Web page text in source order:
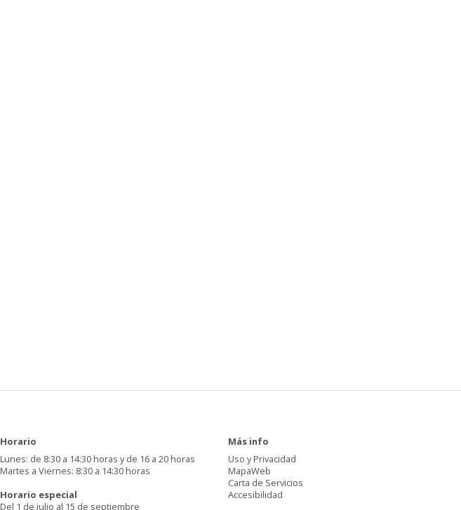
Horario
Lunes: de 8:30 a 14:30 horas y de 16 a 20 horas
Martes a Viernes: 8:30 a 14:30 horas
Horario especial
Del 1 de julio al 15 de septiembre
Más info
Uso y Privacidad
MapaWeb
Carta de Servicios
Accesibilidad